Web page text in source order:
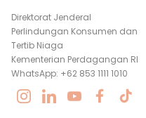
Direktorat Jenderal
Perlindungan Konsumen dan
Tertib Niaga
Kementerian Perdagangan RI
WhatsApp: +62 853 1111 1010